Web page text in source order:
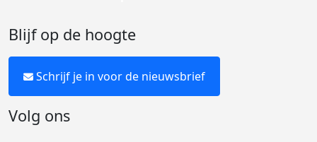
Blijf op de hoogte
Schrijf je in voor de nieuwsbrief
Volg ons